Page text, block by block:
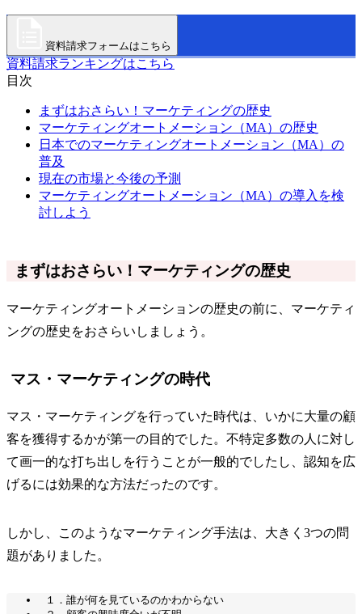
資料請求フォームはこちら
資料請求ランキングはこちら
目次
まずはおさらい！マーケティングの歴史
マーケティングオートメーション（MA）の歴史
日本でのマーケティングオートメーション（MA）の
普及
現在の市場と今後の予測
マーケティングオートメーション（MA）の導入を検
討しよう
まずはおさらい！マーケティングの歴史
マーケティングオートメーションの歴史の前に、マーケティ
ングの歴史をおさらいしましょう。
マス・マーケティングの時代
マス・マーケティングを行っていた時代は、いかに大量の顧
客を獲得するかが第一の目的でした。不特定多数の人に対し
て画一的な打ち出しを行うことが一般的でしたし、認知を広
げるには効果的な方法だったのです。
しかし、このようなマーケティング手法は、大きく3つの問
題がありました。
１．誰が何を見ているのかわからない